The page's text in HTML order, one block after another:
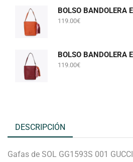
119.00€
119.00€
DESCRIPCIÓN
Gafas de SOL GG1593S 001 GUCCI